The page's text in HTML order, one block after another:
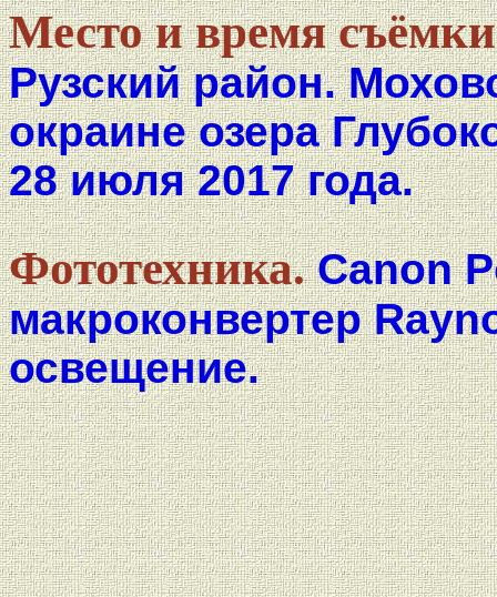
Место и время
Рузский район.
окраине озера
28 июля 2017 года.
Фототехника.Canon
макроконвертер
освещение.